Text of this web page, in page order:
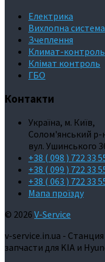
Електрика
Вихлопна система
Зчеплення
Климат-контроль
Клімат контроль
ГБО
Контакти
Україна, м. Київ,
Солом'янський р-
вул. Ушинського
+38 ( 098 ) 722 33
+38 ( 099 ) 722 33
+38 ( 063 ) 722 33
Мапа проїзду
© 2026 V-Service
v-service.in.ua -
запчасти для KIA и